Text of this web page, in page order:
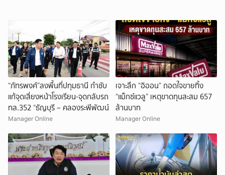
“ภัทรพงศ์”ลงพื้นที่ปทุมธานี กำชับ
แก้จุดเสี่ยงหน้าโรงเรียน-จุดกลับรถ
ทล.352 “ธัญบุรี – คลองระพีพัฒน์
Manager Online
เจาะลึก “อิออน” ถอดใจขายทิ้ง
“แม็กซ์แวลู” เหตุขาดทุนสะสม 657
ล้านบาท
Manager Online